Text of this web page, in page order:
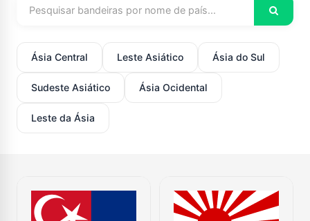
Ásia Central Leste Asiático Ásia do Sul
Sudeste Asiático Ásia Ocidental
Leste da Ásia